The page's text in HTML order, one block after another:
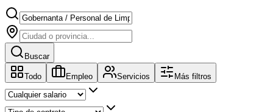
Buscar
Todo Empleo Servicios Más filtros